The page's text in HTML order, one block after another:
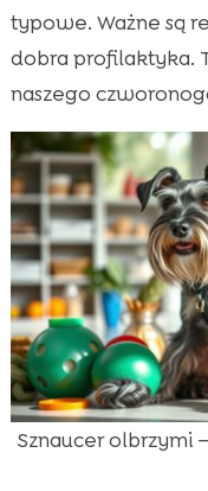
typowe. Ważne są
dobra profilaktyka.
naszego
Sznaucer olbrzymi